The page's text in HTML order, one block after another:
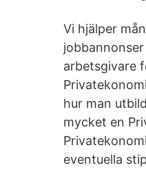
Vi hjälper
arbetsgivare
hur man
mycket en
eventuella